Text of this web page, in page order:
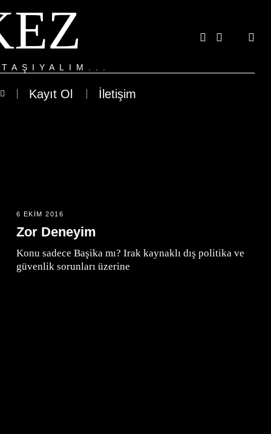
Kayıt Ol İletişim
6 EKIM 2016
Zor Deneyim
Konu sadece Başika mı? Irak kaynaklı dış politika ve
güvenlik sorunları üzerine